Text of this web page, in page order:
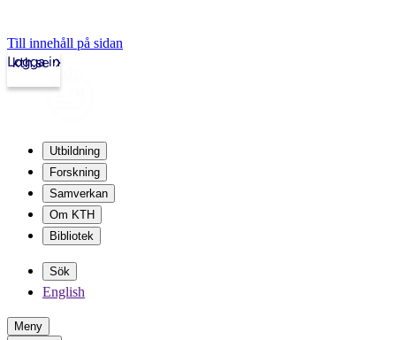
Till innehåll på sidan
kth.se
Logga in
Utbildning
Forskning
Samverkan
Om KTH
Bibliotek
Sök
English
Meny